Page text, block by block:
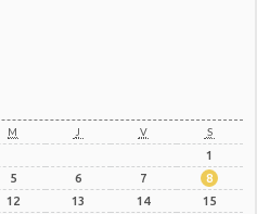
M J V S
1
5 6 7
8
12 13 14
15